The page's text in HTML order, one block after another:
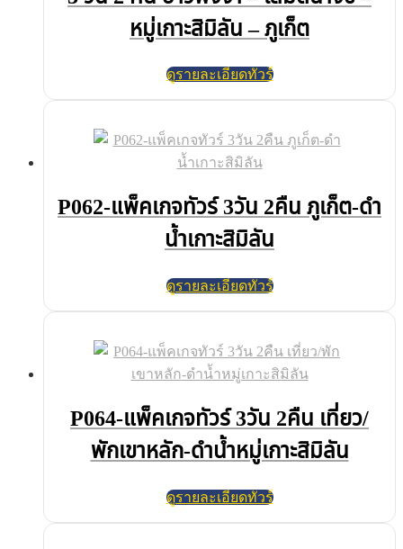
หมู่เกาะสิมิลัน – ภูเก็ต
ดูรายละเอียดทัวร์
P062-แพ็คเกจทัวร์ 3วัน 2คืน ภูเก็ต-ดำ
น้ำเกาะสิมิลัน
ดูรายละเอียดทัวร์
P064-แพ็คเกจทัวร์ 3วัน 2คืน เที่ยว/
พักเขาหลัก-ดำน้ำหมู่เกาะสิมิลัน
ดูรายละเอียดทัวร์